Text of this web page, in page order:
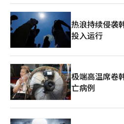
热浪持续侵袭
投入运行
极端高温席卷
亡病例